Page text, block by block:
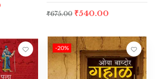
₹675.00 ₹540.00
-20%